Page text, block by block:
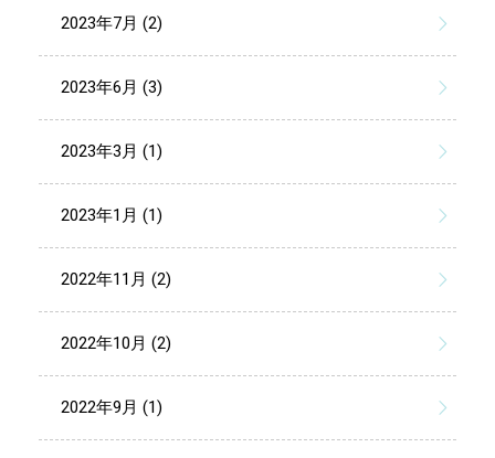
2023年7月 (2)
2023年6月 (3)
2023年3月 (1)
2023年1月 (1)
2022年11月 (2)
2022年10月 (2)
2022年9月 (1)